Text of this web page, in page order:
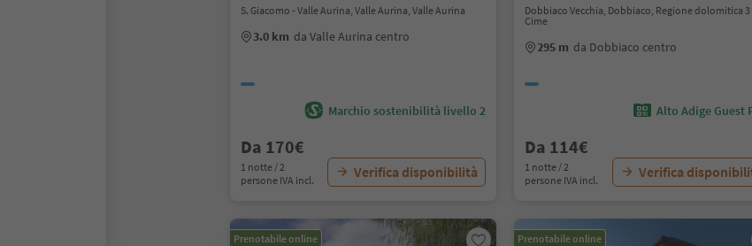
S. Giacomo - Valle Aurina, Valle Aurina, Valle Aurina
3.0 km da Valle Aurina centro
Marchio sostenibilità livello 2
Da 170€
1 notte / 2
persone IVA incl.
Verifica disponibilità
Dobbiaco Vecchia, Dobbiaco, Regione dolomitica 3
Cime
295 m da Dobbiaco centro
Alto Adige Guest
Da 114€
1 notte / 2
persone IVA incl.
Verifica
Prenotabile online Prenotabile online